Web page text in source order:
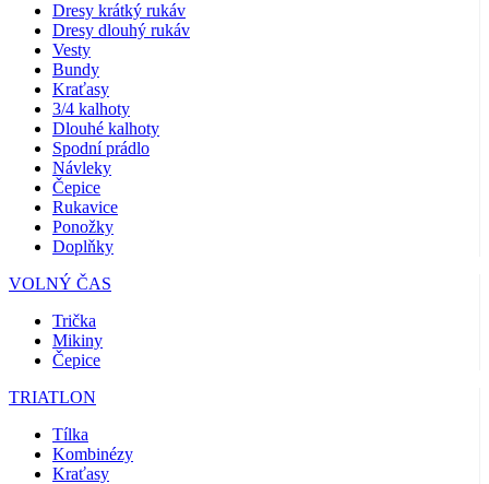
Dresy krátký rukáv
Dresy dlouhý rukáv
Vesty
Bundy
Kraťasy
3/4 kalhoty
Dlouhé kalhoty
Spodní prádlo
Návleky
Čepice
Rukavice
Ponožky
Doplňky
VOLNÝ ČAS
Trička
Mikiny
Čepice
TRIATLON
Tílka
Kombinézy
Kraťasy